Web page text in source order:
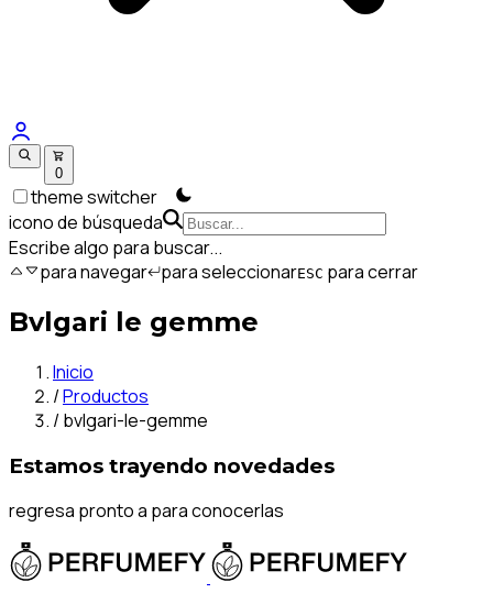
0
theme switcher
icono de búsqueda
Escribe algo para buscar...
para navegar para seleccionarESC para cerrar
Bvlgari le gemme
Inicio
/Productos
/bvlgari-le-gemme
Estamos trayendo novedades
regresa pronto a para conocerlas